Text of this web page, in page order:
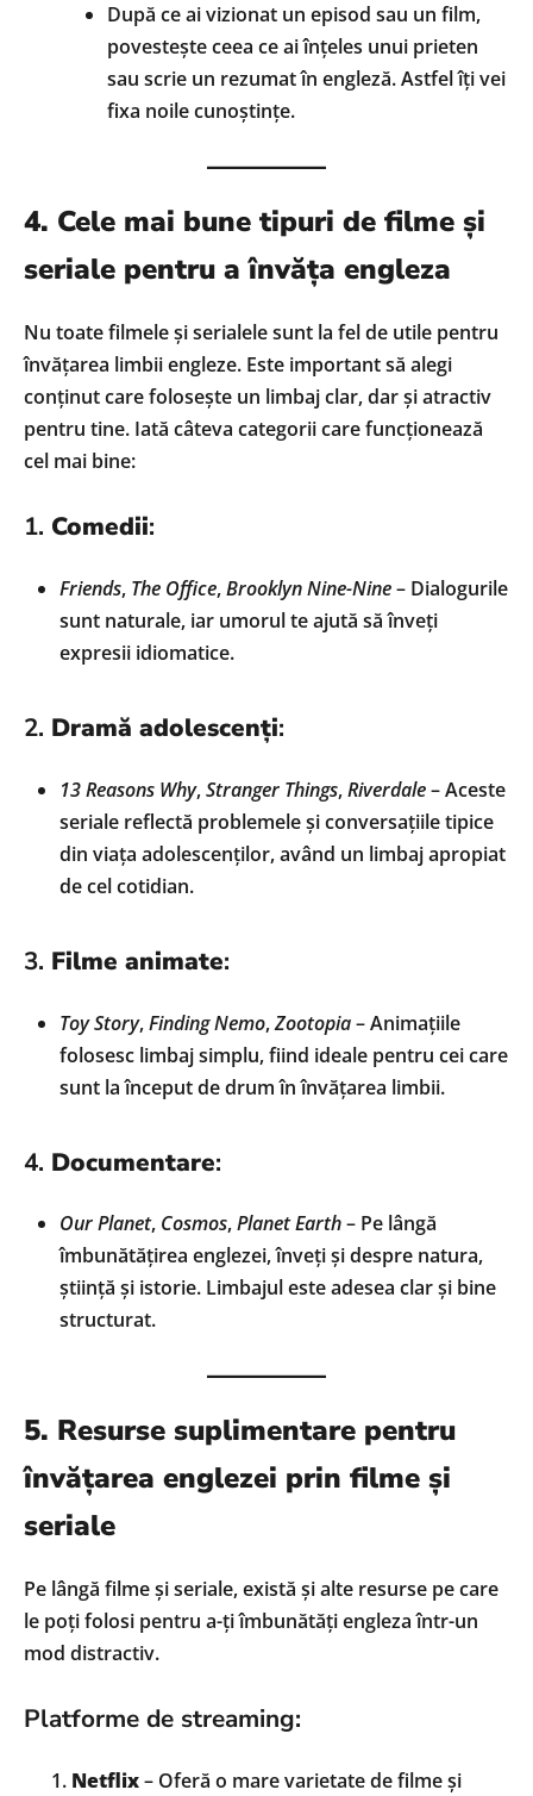
După ce ai vizionat un episod sau un film,
povestește ceea ce ai înțeles unui prieten
sau scrie un rezumat în engleză. Astfel îți vei
fixa noile cunoștințe.
4. Cele mai bune tipuri de filme și
seriale pentru a învăța engleza
Nu toate filmele și serialele sunt la fel de utile pentru
învățarea limbii engleze. Este important să alegi
conținut care folosește un limbaj clar, dar și atractiv
pentru tine. Iată câteva categorii care funcționează
cel mai bine:
1. Comedii:
Friends, The Office,Brooklyn Nine-Nine– Dialogurile
sunt naturale, iar umorul te ajută să înveți
expresii idiomatice.
2. Dramă adolescenți:
13 Reasons Why,Stranger Things,Riverdale– Aceste
seriale reflectă problemele și conversațiile tipice
din viața adolescenților, având un limbaj apropiat
de cel cotidian.
3. Filme animate:
Toy Story,Finding Nemo,Zootopia– Animațiile
folosesc limbaj simplu, fiind ideale pentru cei care
sunt la început de drum în învățarea limbii.
4. Documentare:
Our Planet, Cosmos,Planet Earth– Pe lângă
îmbunătățirea englezei, înveți și despre natura,
știință și istorie. Limbajul este adesea clar și bine
structurat.
5. Resurse suplimentare pentru
învățarea englezei prin filme și
seriale
Pe lângă filme și seriale, există și alte resurse pe care
le poți folosi pentru a-ți îmbunătăți engleza într-un
mod distractiv.
Platforme de streaming:
Netflix– Oferă o mare varietate de filme și